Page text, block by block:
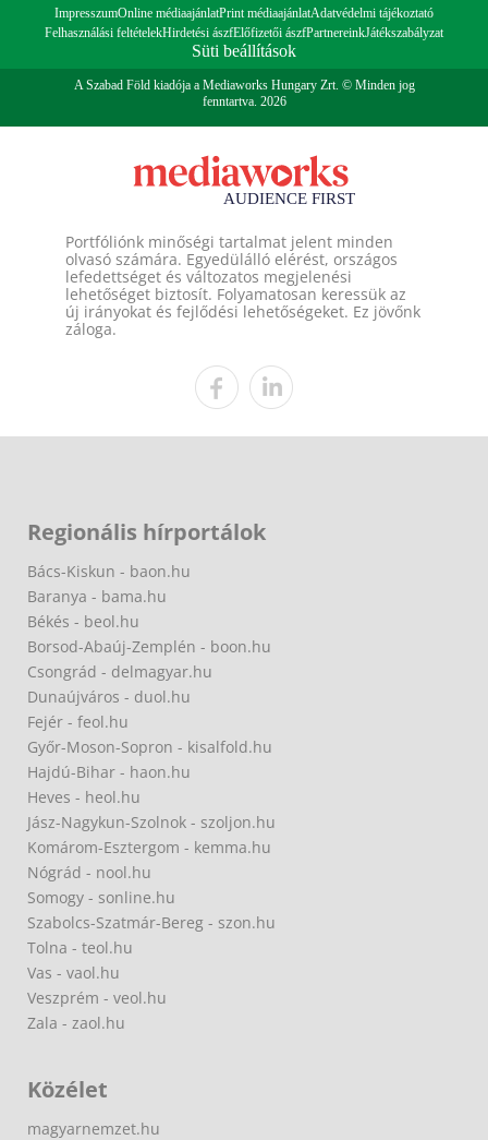
ImpresszumOnline médiaajánlatPrint médiaajánlatAdatvédelmi tájékoztató
Felhasználási feltételekHirdetési ászfElőfizetői ászfPartnereinkJátékszabályzat
Süti beállítások
A Szabad Föld kiadója a Mediaworks Hungary Zrt. © Minden jog
fenntartva. 2026
Portfóliónk minőségi tartalmat jelent minden
olvasó számára. Egyedülálló elérést, országos
lefedettséget és változatos megjelenési
lehetőséget biztosít. Folyamatosan keressük az
új irányokat és fejlődési lehetőségeket. Ez jövőnk
záloga.
Regionális hírportálok
Bács-Kiskun - baon.hu
Baranya - bama.hu
Békés - beol.hu
Borsod-Abaúj-Zemplén - boon.hu
Csongrád - delmagyar.hu
Dunaújváros - duol.hu
Fejér - feol.hu
Győr-Moson-Sopron - kisalfold.hu
Hajdú-Bihar - haon.hu
Heves - heol.hu
Jász-Nagykun-Szolnok - szoljon.hu
Komárom-Esztergom - kemma.hu
Nógrád - nool.hu
Somogy - sonline.hu
Szabolcs-Szatmár-Bereg - szon.hu
Tolna - teol.hu
Vas - vaol.hu
Veszprém - veol.hu
Zala - zaol.hu
Közélet
magyarnemzet.hu